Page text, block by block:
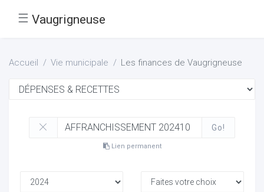
☰ Vaugrigneuse
Accueil Vie municipale Les finances de Vaugrigneuse
Go!
Lien permanent